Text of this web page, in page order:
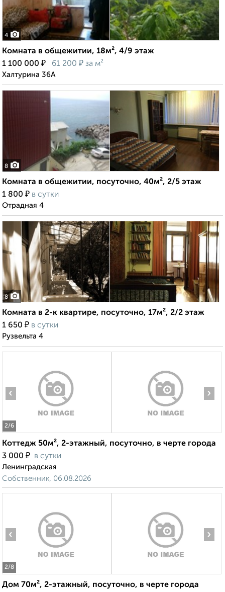
4
Комната в общежитии, 18м², 4/9 этаж
1 100 000 ₽ 61 200 ₽ за м²
Халтурина 36А
8
Комната в общежитии, посуточно, 40м², 2/5 этаж
1 800 ₽ в сутки
Отрадная 4
8
Комната в 2-к квартире, посуточно, 17м², 2/2 этаж
1 650 ₽ в сутки
Рузвельта 4
2/6
‹ ›
Коттедж 50м², 2-этажный, посуточно, в черте города
3 000 ₽ в сутки
Ленинградская
Собственник, 06.08.2026
2/8
‹ ›
Дом 70м², 2-этажный, посуточно, в черте города